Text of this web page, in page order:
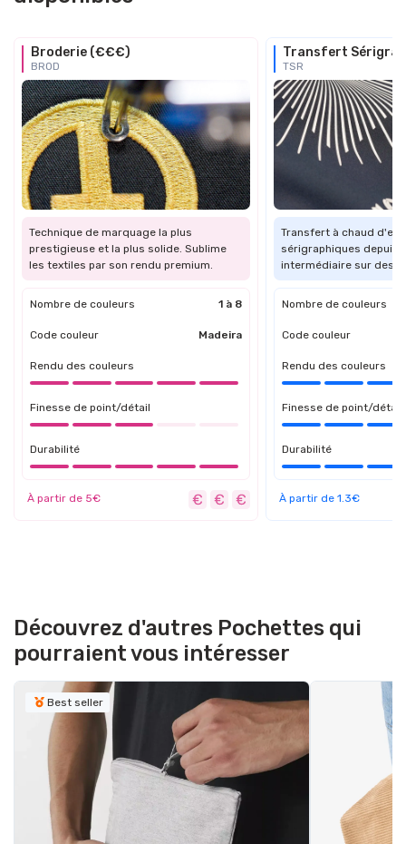
Broderie (€€€)
BROD
Technique de marquage la plus
prestigieuse et la plus solide. Sublime
les textiles par son rendu premium.
Nombre de couleurs 1 à 8
Code couleur Madeira
Rendu des couleurs
Finesse de point/détail
Durabilité
À partir de 5€
Transfert
TSR
Transfert à chaud
sérigraphiques depuis
intermédiaire sur des
Nombre de couleurs
Code couleur
Rendu des couleurs
Finesse de point/détail
Durabilité
À partir de 1.3€
Découvrez d'autres Pochettes qui
pourraient vous intéresser
Best seller